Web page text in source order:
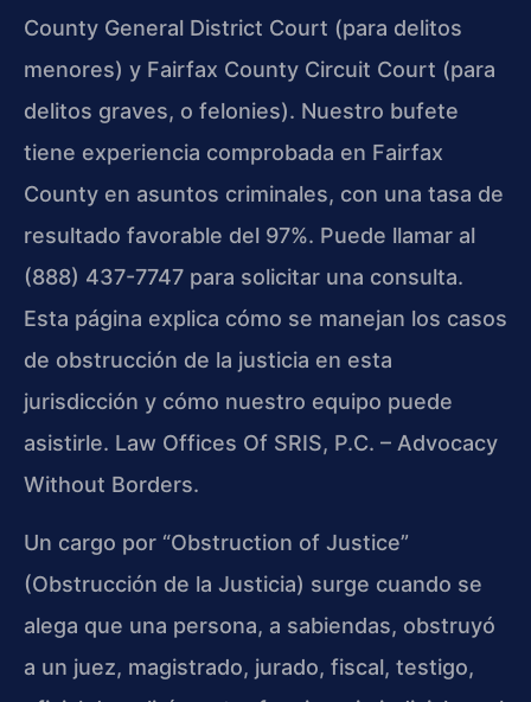
County General District Court (para delitos
menores) y Fairfax County Circuit Court (para
delitos graves, o felonies). Nuestro bufete
tiene experiencia comprobada en Fairfax
County en asuntos criminales, con una tasa de
resultado favorable del 97%. Puede llamar al
(888) 437-7747 para solicitar una consulta.
Esta página explica cómo se manejan los casos
de obstrucción de la justicia en esta
jurisdicción y cómo nuestro equipo puede
asistirle. Law Offices Of SRIS, P.C. – Advocacy
Without Borders.
Un cargo por “Obstruction of Justice”
(Obstrucción de la Justicia) surge cuando se
alega que una persona, a sabiendas, obstruyó
a un juez, magistrado, jurado, fiscal, testigo,